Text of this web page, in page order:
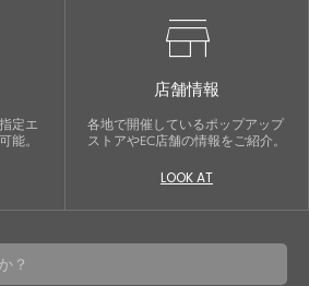
定エ
能。
store
店舗情報
各地で開催しているポップアップ
ストアやEC店舗の情報をご紹介。
LOOK AT